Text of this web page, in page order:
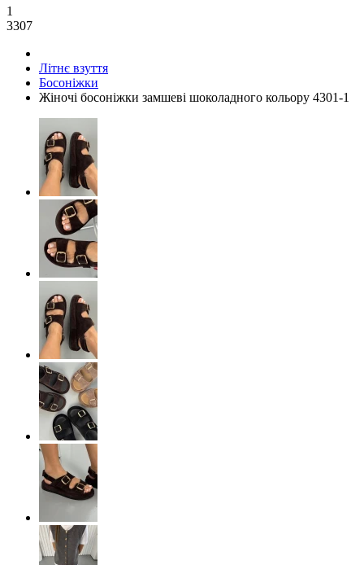
1
3307
Літнє взуття
Босоніжки
Жіночі босоніжки замшеві шоколадного кольору 4301-1